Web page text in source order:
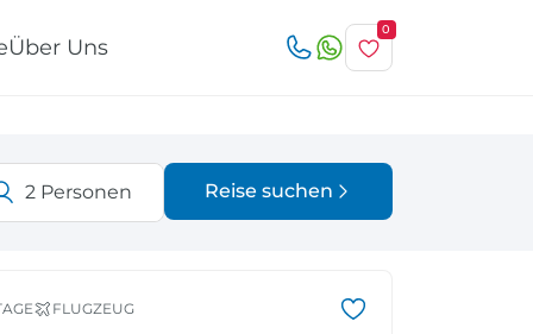
Über Uns
0
2 Personen Reise suchen
FLUGZEUG